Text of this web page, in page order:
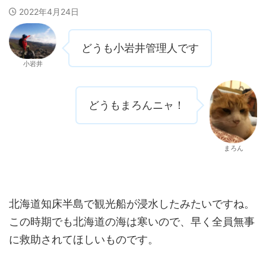
2022年4月24日
小岩井
どうも小岩井管理人です
どうもまろんニャ！
まろん
北海道知床半島で観光船が浸水したみたいですね。
この時期でも北海道の海は寒いので、早く全員無事
に救助されてほしいものです。